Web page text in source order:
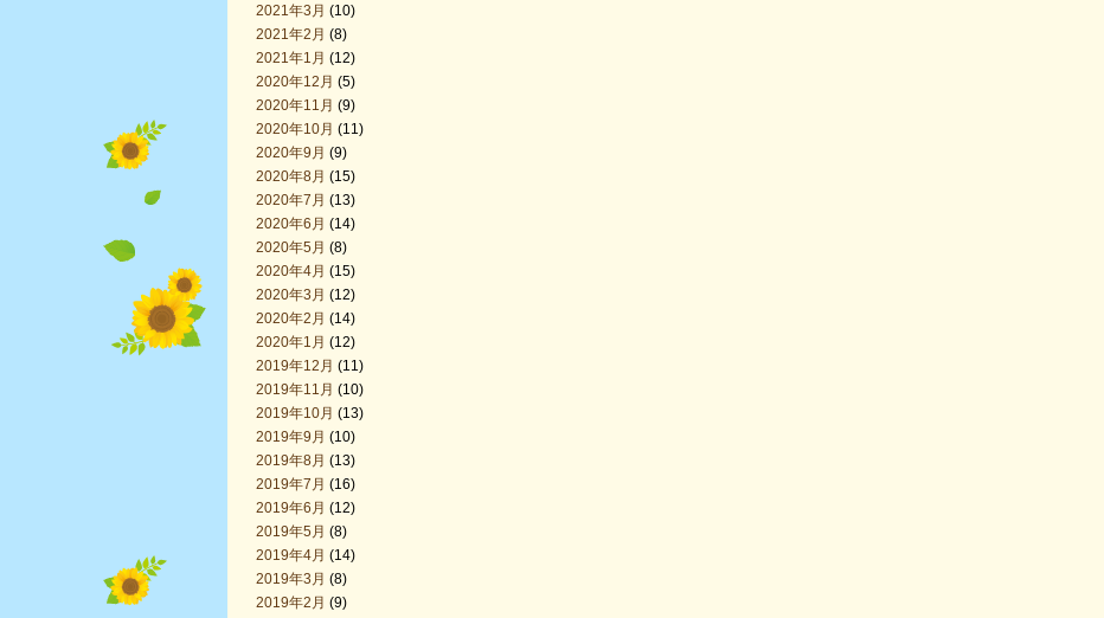
2021年3月 (10)
2021年2月 (8)
2021年1月 (12)
2020年12月 (5)
2020年11月 (9)
2020年10月 (11)
2020年9月 (9)
2020年8月 (15)
2020年7月 (13)
2020年6月 (14)
2020年5月 (8)
2020年4月 (15)
2020年3月 (12)
2020年2月 (14)
2020年1月 (12)
2019年12月 (11)
2019年11月 (10)
2019年10月 (13)
2019年9月 (10)
2019年8月 (13)
2019年7月 (16)
2019年6月 (12)
2019年5月 (8)
2019年4月 (14)
2019年3月 (8)
2019年2月 (9)